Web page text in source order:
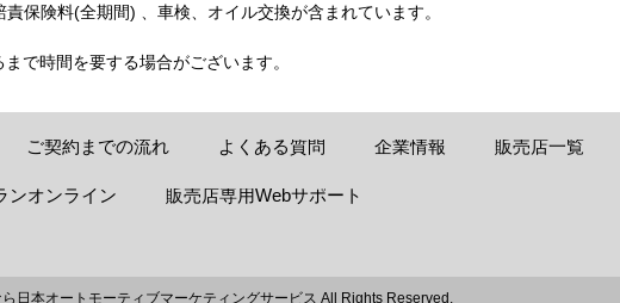
保険料(全期間) 、車検、オイル交換が含まれています。
で時間を要する場合がございます。
ご契約までの流れ よくある質問 企業情報 販売店一覧
ンオンライン 販売店専用Webサポート
日本オートモーティブマーケティングサービス All Rights Reserved.